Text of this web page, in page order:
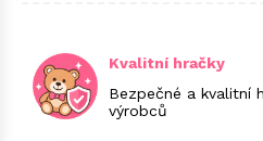
Kvalitní hračky
Bezpečné a kvalitní
výrobců